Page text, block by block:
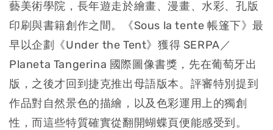
藝美術學院，長年遊走於繪畫、漫畫、水彩、孔版
印刷與書籍創作之間。《Sous la tente 帳篷下》最
早以企劃《Under the Tent》獲得 SERPA／
Planeta Tangerina 國際圖像書獎，先在葡萄牙出
版，之後才回到捷克推出母語版本。評審特別提到
作品對自然景色的描繪，以及色彩運用上的獨創
性，而這些特質確實從翻開蝴蝶頁便能感受到。